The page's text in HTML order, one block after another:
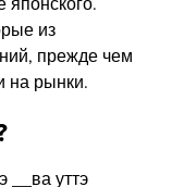
из
прежде чем
на рынки.
__ва уттэ